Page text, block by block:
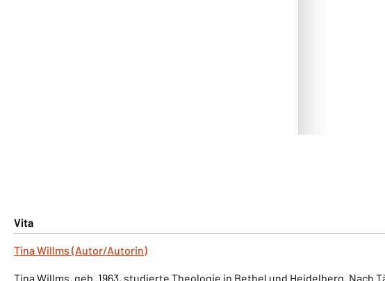
Vita
Tina Willms (Autor/Autorin)
Tina Willms, geb. 1963, studierte Theologie in Bethel und Heidelberg. Nach